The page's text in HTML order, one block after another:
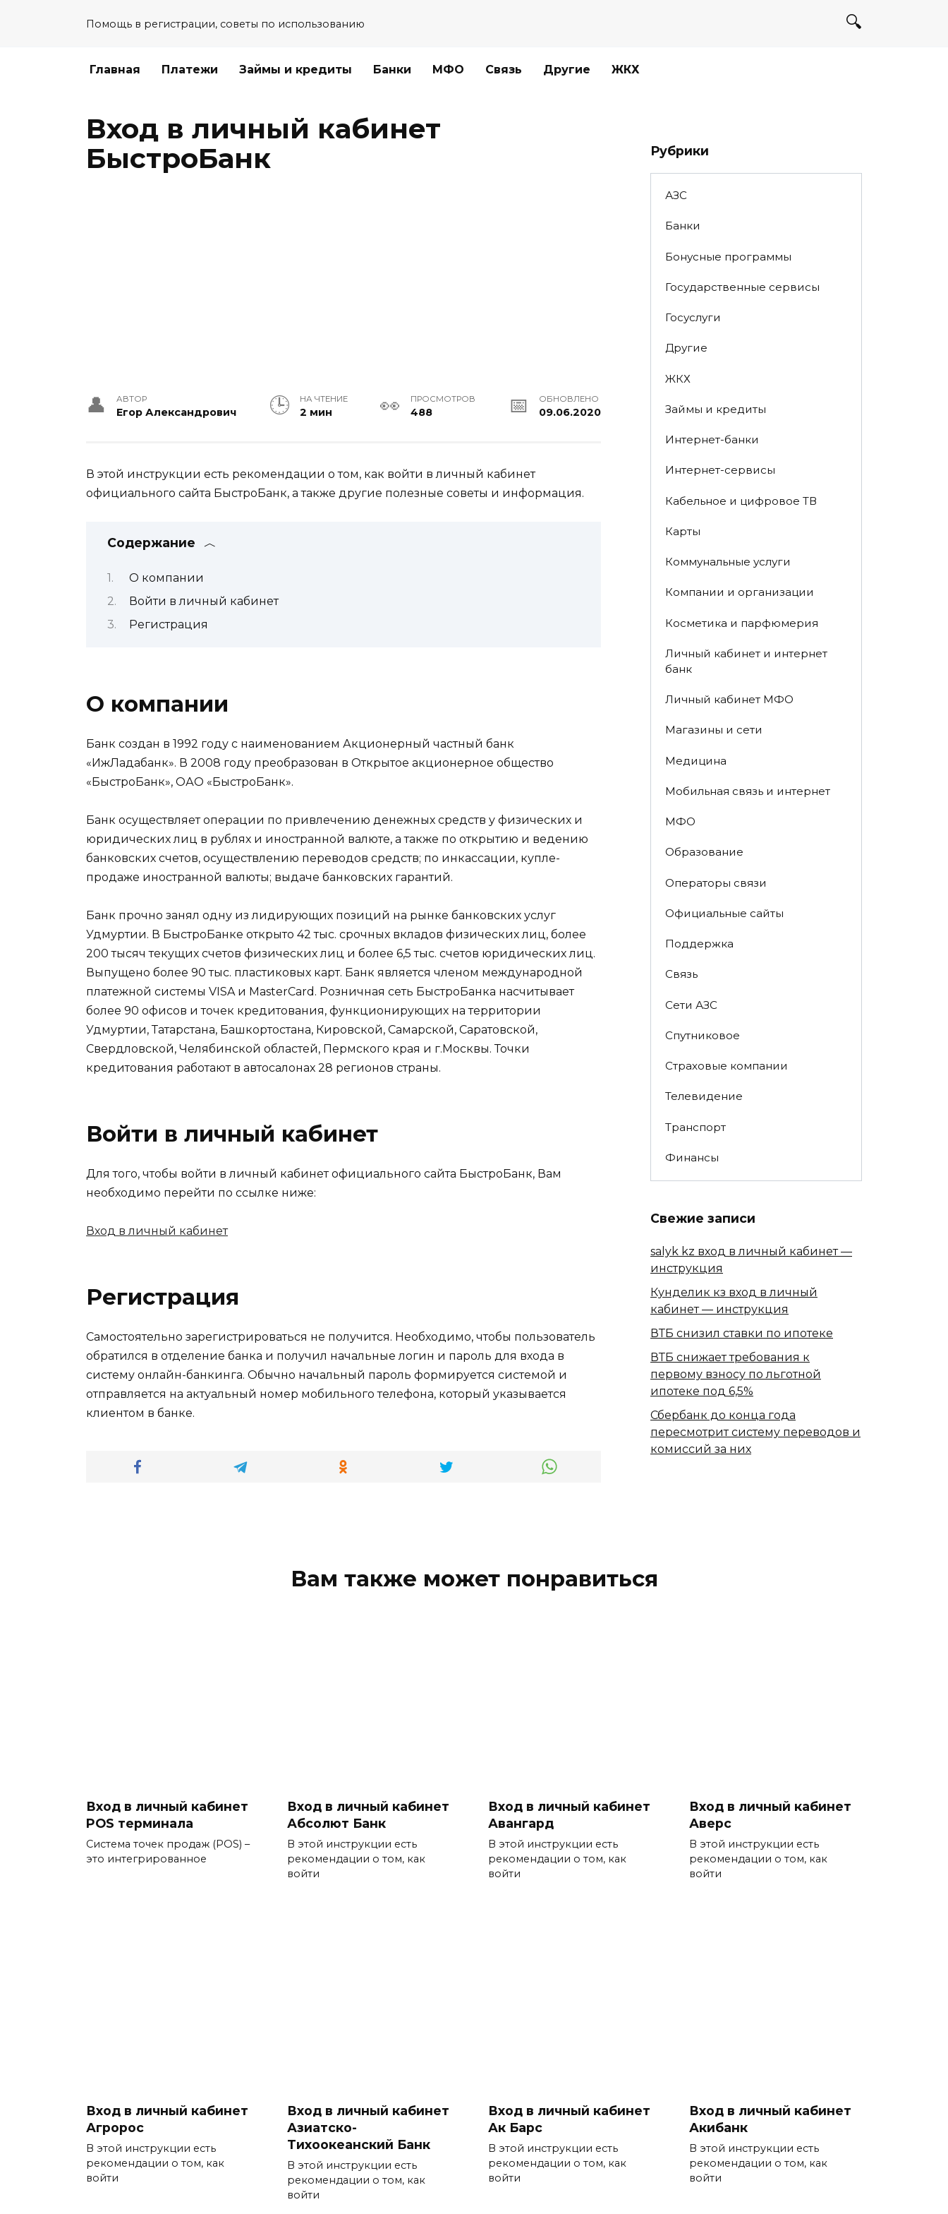
Помощь в регистрации, советы по использованию
Главная Платежи Займы и кредиты Банки МФО Связь Другие ЖКХ
Вход в личный кабинет
БыстроБанк
АВТОР
Егор Александрович
НА ЧТЕНИЕ
2 мин
ПРОСМОТРОВ
488
ОБНОВЛЕНО
09.06.2020
В этой инструкции есть рекомендации о том, как войти в личный кабинет
официального сайта БыстроБанк, а также другие полезные советы и информация.
Содержание
О компании
Войти в личный кабинет
Регистрация
О компании
Банк создан в 1992 году с наименованием Акционерный частный банк
«ИжЛадабанк». В 2008 году преобразован в Открытое акционерное общество
«БыстроБанк», ОАО «БыстроБанк».
Банк осуществляет операции по привлечению денежных средств у физических и
юридических лиц в рублях и иностранной валюте, а также по открытию и ведению
банковских счетов, осуществлению переводов средств; по инкассации, купле-
продаже иностранной валюты; выдаче банковских гарантий.
Банк прочно занял одну из лидирующих позиций на рынке банковских услуг
Удмуртии. В БыстроБанке открыто 42 тыс. срочных вкладов физических лиц, более
200 тысяч текущих счетов физических лиц и более 6,5 тыс. счетов юридических лиц.
Выпущено более 90 тыс. пластиковых карт. Банк является членом международной
платежной системы VISA и MasterCard. Розничная сеть БыстроБанка насчитывает
более 90 офисов и точек кредитования, функционирующих на территории
Удмуртии, Татарстана, Башкортостана, Кировской, Самарской, Саратовской,
Свердловской, Челябинской областей, Пермского края и г.Москвы. Точки
кредитования работают в автосалонах 28 регионов страны.
Войти в личный кабинет
Для того, чтобы войти в личный кабинет официального сайта БыстроБанк, Вам
необходимо перейти по ссылке ниже:
Вход в личный кабинет
Регистрация
Самостоятельно зарегистрироваться не получится. Необходимо, чтобы пользователь
обратился в отделение банка и получил начальные логин и пароль для входа в
систему онлайн-банкинга. Обычно начальный пароль формируется системой и
отправляется на актуальный номер мобильного телефона, который указывается
клиентом в банке.
Рубрики
АЗС
Банки
Бонусные программы
Государственные сервисы
Госуслуги
Другие
ЖКХ
Займы и кредиты
Интернет-банки
Интернет-сервисы
Кабельное и цифровое ТВ
Карты
Коммунальные услуги
Компании и организации
Косметика и парфюмерия
Личный кабинет и интернет
банк
Личный кабинет МФО
Магазины и сети
Медицина
Мобильная связь и интернет
МФО
Образование
Операторы связи
Официальные сайты
Поддержка
Связь
Сети АЗС
Спутниковое
Страховые компании
Телевидение
Транспорт
Финансы
Свежие записи
salyk kz вход в личный кабинет —
инструкция
Кунделик кз вход в личный
кабинет — инструкция
ВТБ снизил ставки по ипотеке
ВТБ снижает требования к
первому взносу по льготной
ипотеке под 6,5%
Сбербанк​ до конца года
пересмотрит систему переводов и
комиссий за них
Вам также может понравиться
Вход в личный кабинет
POS терминала
Система точек продаж (POS) –
это интегрированное
Вход в личный кабинет
Абсолют Банк
В этой инструкции есть
рекомендации о том, как
войти
Вход в личный кабинет
Авангард
В этой инструкции есть
рекомендации о том, как
войти
Вход в личный кабинет
Аверс
В этой инструкции есть
рекомендации о том, как
войти
Вход в личный кабинет
Агророс
В этой инструкции есть
рекомендации о том, как
войти
Вход в личный кабинет
Азиатско-
Тихоокеанский Банк
В этой инструкции есть
рекомендации о том, как
войти
Вход в личный кабинет
Ак Барс
В этой инструкции есть
рекомендации о том, как
войти
Вход в личный кабинет
Акибанк
В этой инструкции есть
рекомендации о том, как
войти